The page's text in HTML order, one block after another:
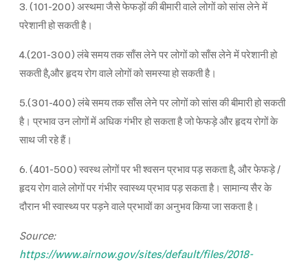
3. (101-200) अस्थमा जैसे फेफड़ों की बीमारी वाले लोगों को सांस लेने में
परेशानी हो सकती है।
4.(201-300) लंबे समय तक साँस लेने पर लोगों को साँस लेने में परेशानी हो
सकती है,और हृदय रोग वाले लोगों को समस्या हो सकती है।
5.(301-400) लंबे समय तक साँस लेने पर लोगों को सांस की बीमारी हो सकती
है। प्रभाव उन लोगों में अधिक गंभीर हो सकता है जो फेफड़े और हृदय रोगों के
साथ जी रहे हैं।
6. (401-500) स्वस्थ लोगों पर भी श्वसन प्रभाव पड़ सकता है, और फेफड़े /
हृदय रोग वाले लोगों पर गंभीर स्वास्थ्य प्रभाव पड़ सकता है। सामान्य सैर के
दौरान भी स्वास्थ्य पर पड़ने वाले प्रभावों का अनुभव किया जा सकता है।
Source:
https://www.airnow.gov/sites/default/files/2018-